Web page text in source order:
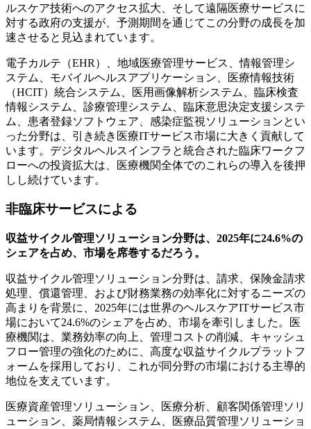
ルスケア技術へのアクセス拡大、そして遠隔医療サービスに
対する政府の支援が、予測期間を通じてこの分野の成長を加
速させると見込まれています。
電子カルテ（EHR）、地域医療管理サービス、情報管理シ
ステム、モバイルヘルスアプリケーション、医療情報技術
（HCIT）統合システム、医用画像解析システム、臨床検査
情報システム、診療管理システム、臨床意思決定支援システ
ム、患者登録ソフトウェア、感染症監視ソリューションとい
った分野は、引き続き医療ITサービス市場に大きく貢献して
います。デジタルヘルスインフラと統合された臨床ワークフ
ローへの投資拡大は、医療機関全体でのこれらの導入を後押
しし続けています。
非臨床サービスによる
収益サイクル管理ソリューション分野は、2025年に24.6%の
シェアを占め、市場を席巻するだろう。
収益サイクル管理ソリューション分野は、請求、保険金請求
処理、償還管理、および財務業務の効率化に対するニーズの
高まりを背景に、2025年には世界のヘルスケアITサービス市
場において24.6%のシェアを占め、市場を牽引しました。医
療機関は、業務効率の向上、管理コストの削減、キャッシュ
フロー管理の強化のために、高度な収益サイクルプラットフ
ォームを採用しており、これが同分野の市場における主導的
地位を支えています。
医療資産管理ソリューション、医療分析、顧客関係管理ソリ
ューション、薬局情報システム、医療品質管理ソリューショ